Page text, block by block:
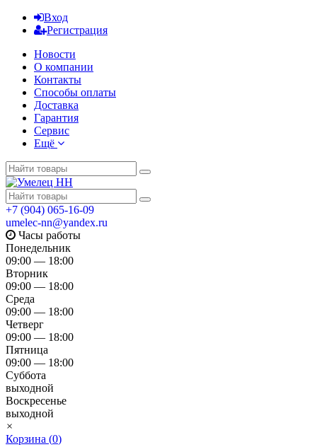
Вход
Регистрация
Новости
О компании
Контакты
Способы оплаты
Доставка
Гарантия
Сервис
Ещё
+7 (904) 065-16-09
umelec-nn@yandex.ru
Часы работы
Понедельник
09:00 — 18:00
Вторник
09:00 — 18:00
Среда
09:00 — 18:00
Четверг
09:00 — 18:00
Пятница
09:00 — 18:00
Суббота
выходной
Воскресенье
выходной
×
Корзина (0)